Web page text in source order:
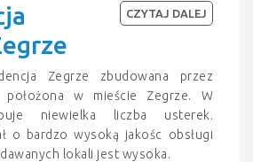
Zegrze zbudowana przez
położona w mieście Zegrze. W
niewielka liczba usterek.
o bardzo wysoką jakośc obsługi
lokali jest wysoka.
CZYTAJ DALEJ